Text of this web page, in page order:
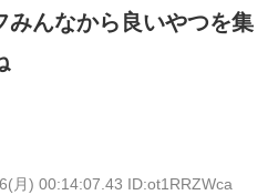
みんなから良いやつを集
月) 00:14:07.43 ID:ot1RRZWca